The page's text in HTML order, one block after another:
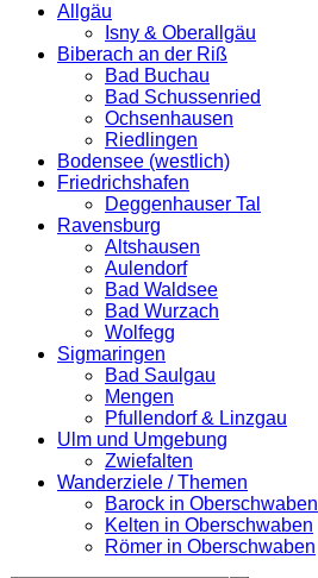
Allgäu
Isny & Oberallgäu
Biberach an der Riß
Bad Buchau
Bad Schussenried
Ochsenhausen
Riedlingen
Bodensee (westlich)
Friedrichshafen
Deggenhauser Tal
Ravensburg
Altshausen
Aulendorf
Bad Waldsee
Bad Wurzach
Wolfegg
Sigmaringen
Bad Saulgau
Mengen
Pfullendorf & Linzgau
Ulm und Umgebung
Zwiefalten
Wanderziele / Themen
Barock in Oberschwaben
Kelten in Oberschwaben
Römer in Oberschwaben